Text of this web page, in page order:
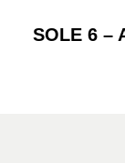
SOLE 6 –